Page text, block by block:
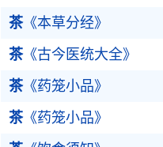
茶《本草分经》
茶《古今医统大全》
茶《药笼小品》
茶《药笼小品》